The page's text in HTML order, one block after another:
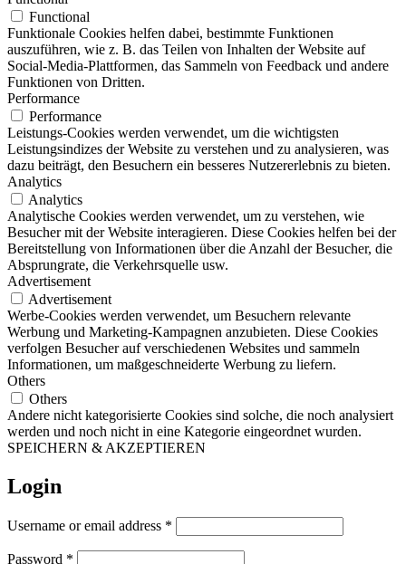
Functional
Funktionale Cookies helfen dabei, bestimmte Funktionen
auszuführen, wie z. B. das Teilen von Inhalten der Website auf
Social-Media-Plattformen, das Sammeln von Feedback und andere
Funktionen von Dritten.
Performance
Performance
Leistungs-Cookies werden verwendet, um die wichtigsten
Leistungsindizes der Website zu verstehen und zu analysieren, was
dazu beiträgt, den Besuchern ein besseres Nutzererlebnis zu bieten.
Analytics
Analytics
Analytische Cookies werden verwendet, um zu verstehen, wie
Besucher mit der Website interagieren. Diese Cookies helfen bei der
Bereitstellung von Informationen über die Anzahl der Besucher, die
Absprungrate, die Verkehrsquelle usw.
Advertisement
Advertisement
Werbe-Cookies werden verwendet, um Besuchern relevante
Werbung und Marketing-Kampagnen anzubieten. Diese Cookies
verfolgen Besucher auf verschiedenen Websites und sammeln
Informationen, um maßgeschneiderte Werbung zu liefern.
Others
Others
Andere nicht kategorisierte Cookies sind solche, die noch analysiert
werden und noch nicht in eine Kategorie eingeordnet wurden.
SPEICHERN & AKZEPTIEREN
Login
Username or email address *
Password *